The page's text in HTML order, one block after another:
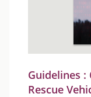
Guidelines
Rescue